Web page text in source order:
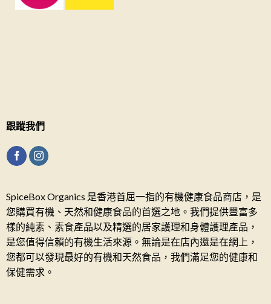
跟蹤我們
SpiceBox Organics 是香港首屈一指的有機健康食品商店，是
您購買有機、天然和健康食品的首選之地。我們提供豐富多
樣的純素、素食產品以及精選的居家護理和身體護理產品，
是您值得信賴的有機生活來源。無論是在店內還是在網上，
您都可以發現最好的有機和天然食品，我們滿足您的健康和
保健需求。